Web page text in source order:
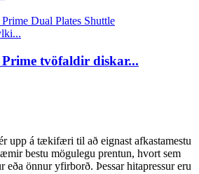
Prime tvöfaldir diskar...
upp á tækifæri til að eignast afkastamestu
bestu mögulegu prentun, hvort sem
eða önnur yfirborð. Þessar hitapressur eru